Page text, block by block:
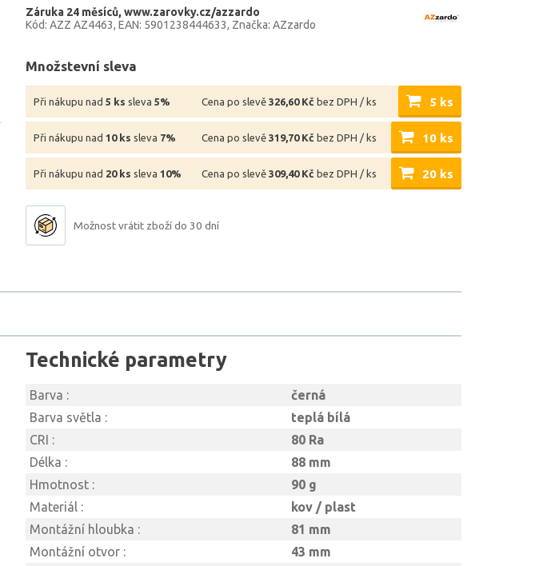
Záruka 24 měsíců www.zarovky.cz/azzardo
Kód: AZZ AZ4463 EAN: 5901238444633 Značka: AZzardo
Množstevní sleva
Při nákupu nad 5 ks sleva 5% Cena po slevě 326,60 Kč bez DPH / ks 5 ks
Při nákupu nad 10 ks sleva 7% Cena po slevě 319,70 Kč bez DPH / ks 10 ks
Při nákupu nad 20 ks sleva 10% Cena po slevě 309,40 Kč bez DPH / ks 20 ks
Možnost vrátit zboží do 30 dní
Technické parametry
Barva :
černá
Barva světla :
teplá bílá
CRI :
80 Ra
Délka :
88 mm
Hmotnost :
90 g
Materiál :
kov / plast
Montážní hloubka :
81 mm
Montážní otvor :
43 mm